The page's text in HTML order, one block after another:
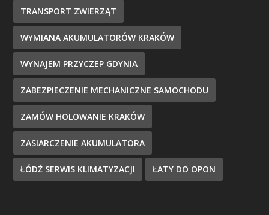
TRANSPORT ZWIERZĄT
WYMIANA AKUMULATORÓW KRAKÓW
WYNAJEM PRZYCZEP GDYNIA
ZABEZPIECZENIE MECHANICZNE SAMOCHODU
ZAMÓW HOLOWANIE KRAKÓW
ZASIARCZENIE AKUMULATORA
ŁÓDŹ SERWIS KLIMATYZACJI ŁATY DO OPON